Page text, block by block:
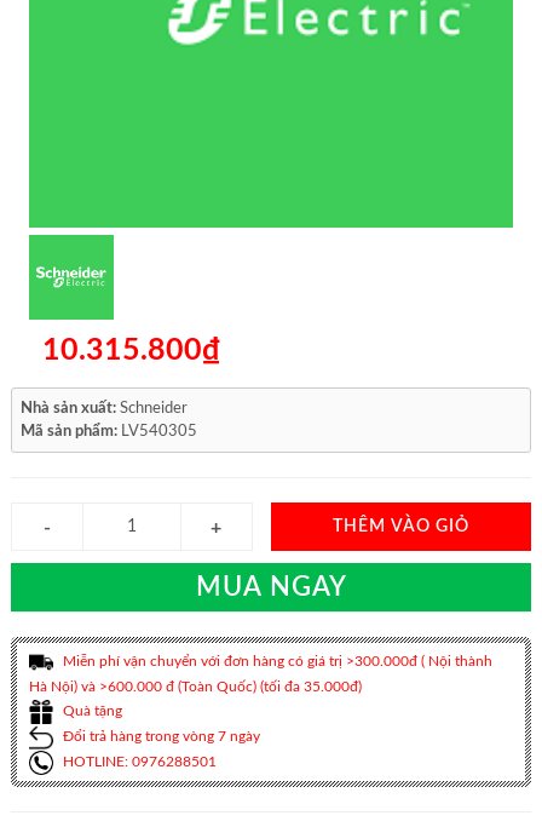
10.315.800₫
Nhà sản xuất: Schneider
Mã sản phẩm: LV540305
THÊM VÀO GIỎ
MUA NGAY
Miễn phí vận chuyển với đơn hàng có giá trị >300.000đ ( Nội thành
Hà Nội) và >600.000 đ (Toàn Quốc) (tối đa 35.000đ)
Quà tặng
Đổi trả hàng trong vòng 7 ngày
HOTLINE: 0976288501